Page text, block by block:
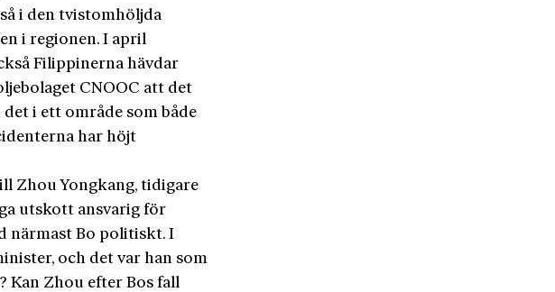
i den tvistomhöljda
i regionen. I april
Filippinerna hävdar
CNOOC att det
i ett område som både
har höjt
Zhou Yongkang, tidigare
utskott ansvarig för
närmast Bo politiskt. I
och det var han som
Kan Zhou efter Bos fall